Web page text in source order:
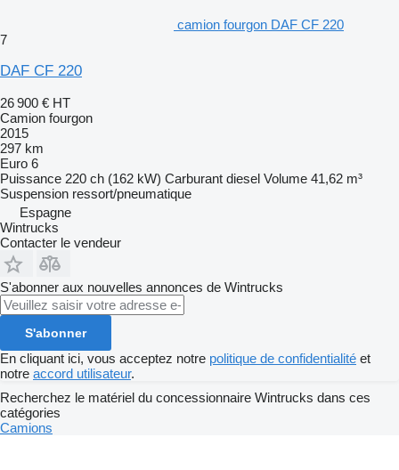
camion fourgon DAF CF 220
7
DAF CF 220
26 900 € HT
Camion fourgon
2015
297 km
Euro 6
Puissance 220 ch (162 kW) Carburant diesel Volume 41,62 m³
Suspension ressort/pneumatique
Espagne
Wintrucks
Contacter le vendeur
S'abonner aux nouvelles annonces de Wintrucks
S'abonner
En cliquant ici, vous acceptez notre politique de confidentialité et
notre accord utilisateur.
Recherchez le matériel du concessionnaire Wintrucks dans ces
catégories
Camions